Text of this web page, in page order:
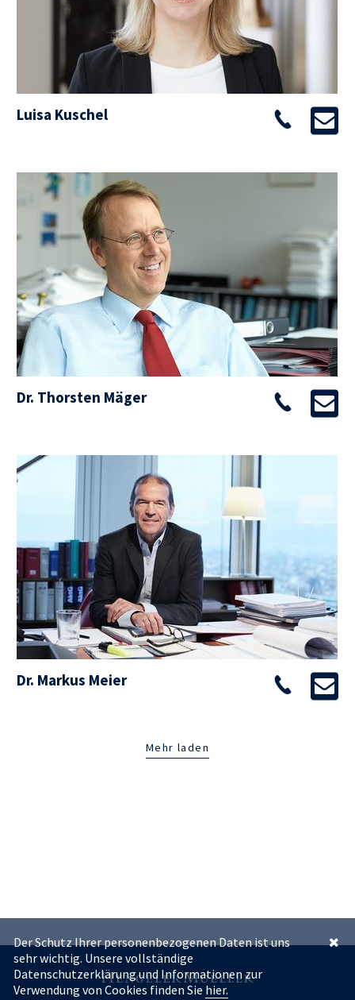
Luisa Kuschel
Dr. Thorsten Mäger
Dr. Markus Meier
Der Schutz Ihrer personenbezogenen Daten ist uns
sehr wichtig. Unsere vollständige
Datenschutzerklärung und Informationen zur
Verwendung von Cookies finden Sie hier.